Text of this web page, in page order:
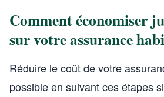
Comment économiser
sur votre assurance
Réduire le coût de votre
possible en suivant ces étapes